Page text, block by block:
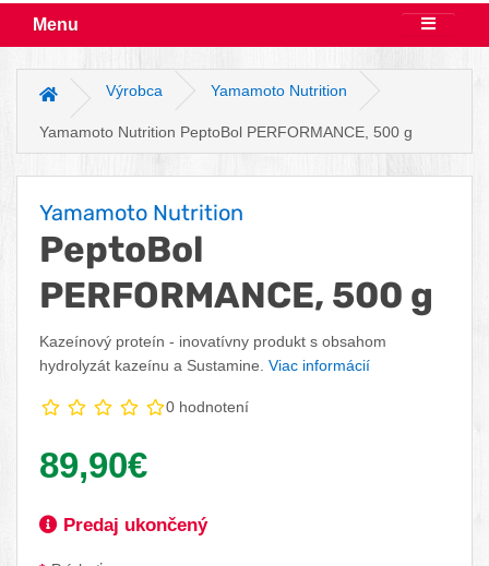
Menu
Hlavná stránka
Výrobca Yamamoto Nutrition
Yamamoto Nutrition PeptoBol PERFORMANCE, 500 g
Yamamoto Nutrition
PeptoBol
PERFORMANCE, 500 g
Kazeínový proteín - inovatívny produkt s obsahom
hydrolyzát kazeínu a Sustamine. Viac informácií
0 hodnotení
89,90€
Dostupnosť:
Predaj ukončený